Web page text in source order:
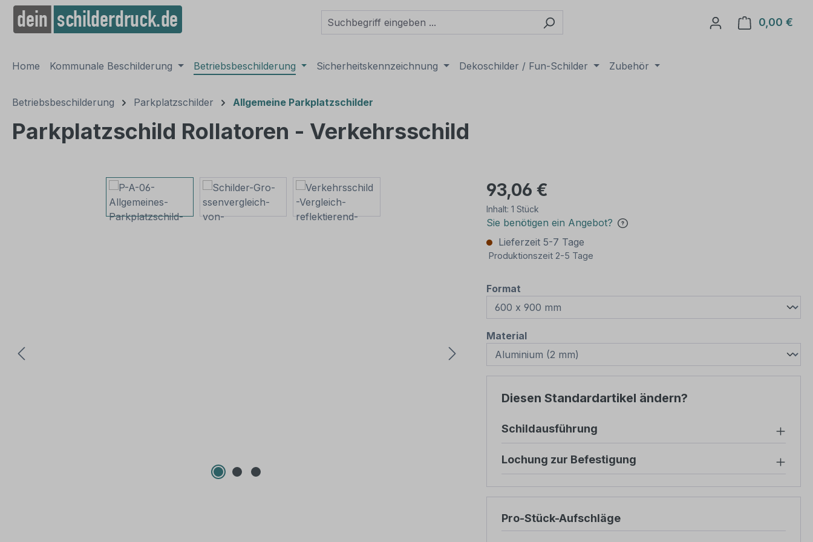
Zur Hauptnavigation springen
0,00 €
Home Kommunale Beschilderung Betriebsbeschilderung Sicherheitskennzeichnung Dekoschilder / Fun-Schilder Zubehör
Betriebsbeschilderung Parkplatzschilder Allgemeine Parkplatzschilder
Parkplatzschild Rollatoren - Verkehrsschild
Bildergalerie überspringen 93,06 €
Inhalt: 1 Stück
Sie benötigen ein Angebot?
Lieferzeit 5-7 Tage
Produktionszeit 2-5 Tage
Format
Materialauswählen
Diesen Standardartikel ändern?
Schildausführung
Lochung zur Befestigung
Pro-Stück-Aufschläge